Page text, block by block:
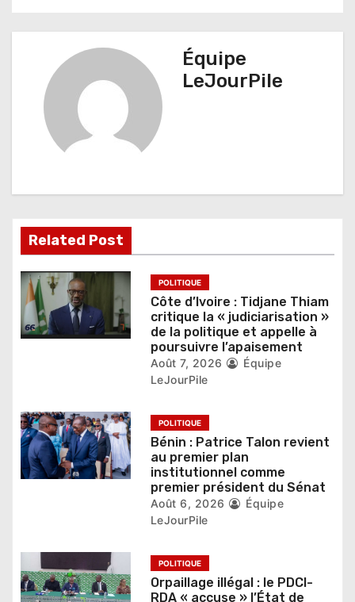
g
n
d
e
l
’
a
i
c
Équipe
LeJourPile
Related Post
POLITIQUE
Côte d’Ivoire : Tidjane Thiam
critique la « judiciarisation »
de la politique et appelle à
poursuivre l’apaisement
Août 7, 2026
Équipe
LeJourPile
POLITIQUE
Bénin : Patrice Talon revient
au premier plan
institutionnel comme
premier président du Sénat
Août 6, 2026
Équipe
LeJourPile
POLITIQUE
Orpaillage illégal : le PDCI-
RDA « accuse » l’État de